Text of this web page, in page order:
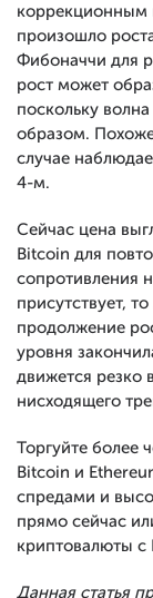
коррекционным
произошло
Фибоначчи для
рост может
поскольку
образом.
случае
4-м.
Сейчас цена
Bitcoin для
сопротивления
присутствует,
продолжение
уровня
движется резко
нисходящего
Торгуйте более
Bitcoin и
спредами и
прямо сейчас
криптовалюты с
Данная статья